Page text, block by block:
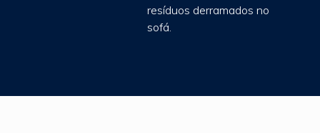
resíduos derramados no
sofá.